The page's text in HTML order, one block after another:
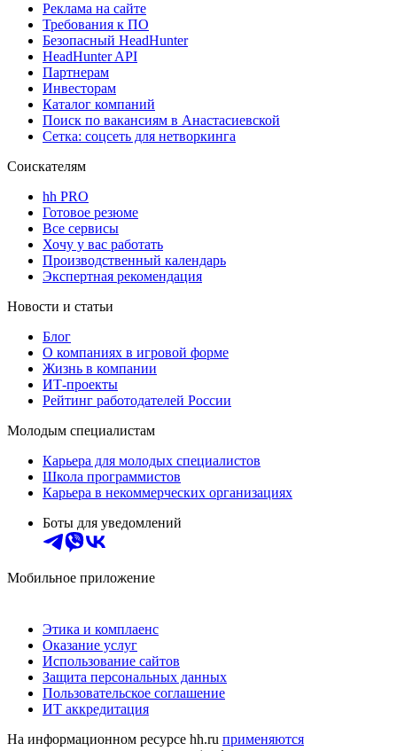
Реклама на сайте
Требования к ПО
Безопасный HeadHunter
HeadHunter API
Партнерам
Инвесторам
Каталог компаний
Поиск по вакансиям в Анастасиевской
Сетка: соцсеть для нетворкинга
Соискателям
hh PRO
Готовое резюме
Все сервисы
Хочу у вас работать
Производственный календарь
Экспертная рекомендация
Новости и статьи
Блог
О компаниях в игровой форме
Жизнь в компании
ИТ-проекты
Рейтинг работодателей России
Молодым специалистам
Карьера для молодых специалистов
Школа программистов
Карьера в некоммерческих организациях
Боты для уведомлений
Мобильное приложение
Этика и комплаенс
Оказание услуг
Использование сайтов
Защита персональных данных
Пользовательское соглашение
ИТ аккредитация
На информационном ресурсе hh.ru применяются